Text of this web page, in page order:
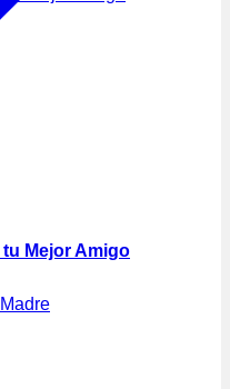
Mejor Amigo